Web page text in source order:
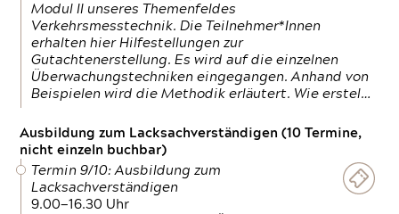
Modul II unseres Themenfeldes
Verkehrsmesstechnik. Die Teilnehmer*Innen
erhalten hier Hilfestellungen zur
Gutachtenerstellung. Es wird auf die einzelnen
Überwachungstechniken eingegangen. Anhand von
Beispielen wird die Methodik erläutert. Wie erstel…
Ausbildung zum Lacksachverständigen (10 Termine,
nicht einzeln buchbar)
Termin 9/10: Ausbildung zum
Lacksachverständigen
9.00—16.30 Uhr